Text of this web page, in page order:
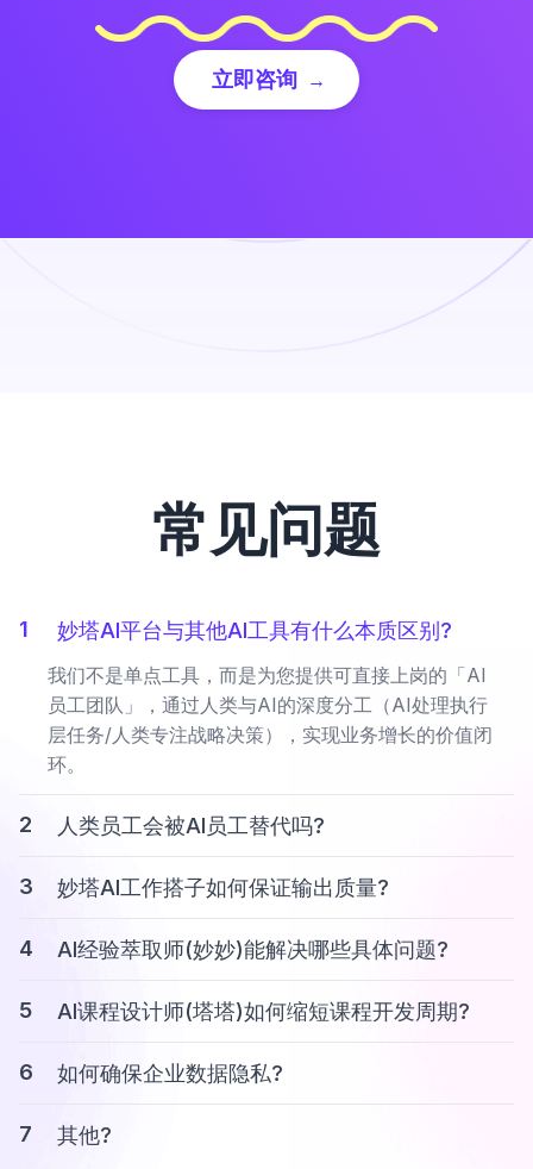
立即咨询 →
常见问题
1 妙塔AI平台与其他AI工具有什么本质区别?
我们不是单点工具，而是为您提供可直接上岗的「AI
员工团队」，通过人类与AI的深度分工（AI处理执行
层任务/人类专注战略决策），实现业务增长的价值闭
环。
2 人类员工会被AI员工替代吗?
3 妙塔AI工作搭子如何保证输出质量?
4 AI经验萃取师(妙妙)能解决哪些具体问题?
5 AI课程设计师(塔塔)如何缩短课程开发周期?
6 如何确保企业数据隐私?
7 其他?